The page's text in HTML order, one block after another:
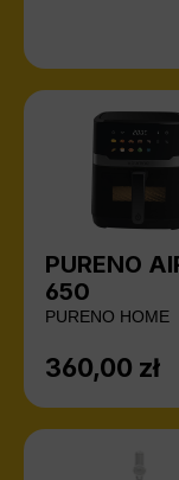
PURENO
650
PURENO HOME
Cena
360,00 zł